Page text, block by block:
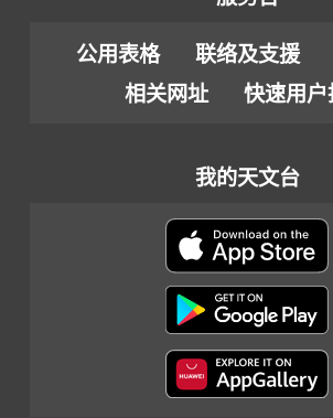
公用表格 联络及支援
相关网址
快速用户
我的天文台